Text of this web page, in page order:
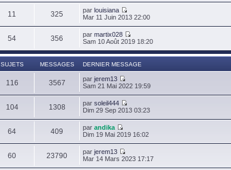
11 325 par louisiana
Mar 11 Juin 2013 22:00
54 356 par martix028
Sam 10 Août 2019 18:20
SUJETS MESSAGES DERNIER MESSAGE
116 3567 par jerem13
Sam 21 Mai 2022 19:59
104 1308 par soleil444
Dim 29 Sep 2013 03:23
64 409 par andika
Dim 19 Mai 2019 16:02
60 23790 par jerem13
Mar 14 Mars 2023 17:17